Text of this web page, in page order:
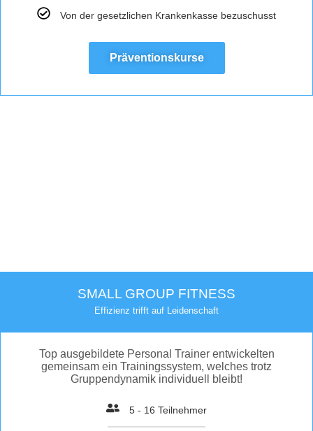
Von der gesetzlichen Krankenkasse bezuschusst
Präventionskurse
SMALL GROUP FITNESS
Effizienz trifft auf Leidenschaft
Top ausgebildete Personal Trainer entwickelten
gemeinsam ein Trainingssystem, welches trotz
Gruppendynamik individuell bleibt!
5 - 16 Teilnehmer